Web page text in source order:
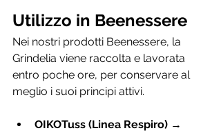
Utilizzo in Beenessere
Nei nostri prodotti Beenessere, la
Grindelia viene raccolta e lavorata
entro poche ore, per conservare al
meglio i suoi principi attivi.
OIKOTuss (Linea Respiro) →